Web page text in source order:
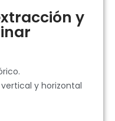
y
y horizontal